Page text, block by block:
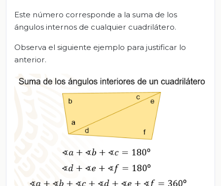
Este número corresponde a la suma de los
ángulos internos de cualquier cuadrilátero.
Observa el siguiente ejemplo para justificar lo
anterior.